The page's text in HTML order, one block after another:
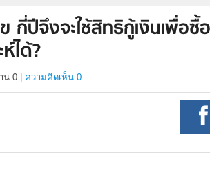
กี่ปีจึงจะใช้สิทธิกู้เงินเพื่อ
ได้?
น 0 ความคิดเห็น 0